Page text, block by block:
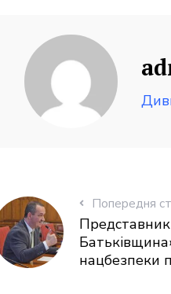
Попередня
нацбезпеки